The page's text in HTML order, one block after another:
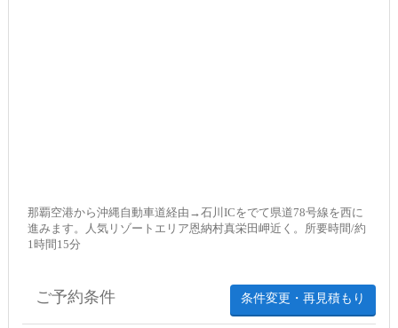
那覇空港から沖縄自動車道経由→石川ICをでて県道78号線を西に
進みます。人気リゾートエリア恩納村真栄田岬近く。所要時間/約
1時間15分
条件変更・再見積もり
ご予約条件